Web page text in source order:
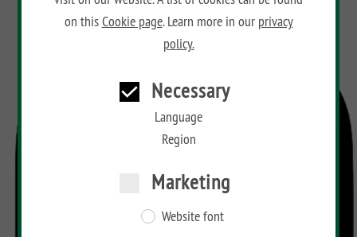
on thisCookie page. Learn more in our privacy
policy.
Necessary
Language
Region
Marketing
Website font